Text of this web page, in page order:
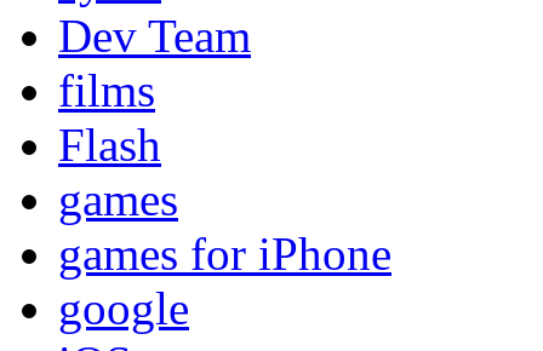
Dev Team
films
Flash
games
games for iPhone
google